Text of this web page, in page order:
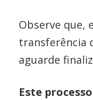
Observe que,
transferência
aguarde
Este